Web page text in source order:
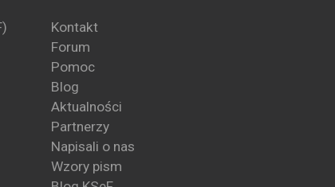
Kontakt
Forum
Pomoc
Blog
Aktualności
Partnerzy
Napisali o nas
Wzory pism